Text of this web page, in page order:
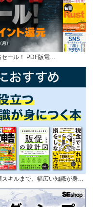
ール！ PDF版電…
スキルまで、幅広い知識が身…